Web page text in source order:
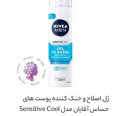
ژل اصلاح و خنک کننده پوست های
حساس آقایان مدل Sensitive Cool